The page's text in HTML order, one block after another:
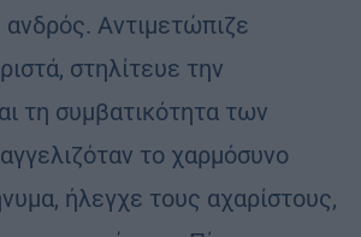
ανδρός. Αντιμετώπιζε
στηλίτευε την
τη συμβατικότητα των
το χαρμόσυνο
ήλεγχε τους αχαρίστους,